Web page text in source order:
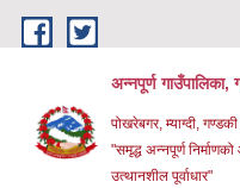
Skip to main content
अन्‍नपूर्ण गाउँपालिका,
पोखरेबगर, म्याग्दी,
"समृद्ध अन्‍नपूर्ण
उत्थानशील पूर्वाधार"